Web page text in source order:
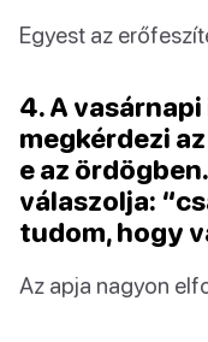
Egyest az
4. A
megkérdezi
e az
válaszolja:
tudom, hogy
Az apja nagyon